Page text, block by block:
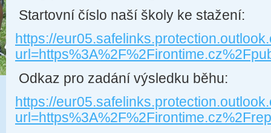
Startovní číslo naší školy ke stažení:
https://
Odkaz pro zadání výsledku běhu:
https://